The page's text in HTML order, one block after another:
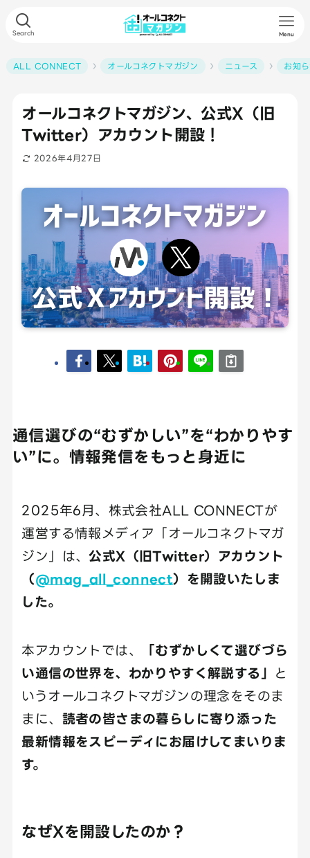
Search Menu
ALL CONNECT オールコネクトマガジン ニュース お知
オールコネクトマガジン、公式X（旧
Twitter）アカウント開設！
2026年4月27日
通信選びの“むずかしい”を“わかりやす
い”に。情報発信をもっと身近に
2025年6月、株式会社ALL CONNECTが
運営する情報メディア「オールコネクトマガ
ジン」は、 公式X（旧Twitter）アカウント
（@mag_all_connect）を開設いたしま
した。
本アカウントでは、
「むずかしくて選びづら
い通信の世界を、わかりやすく解説する」
と
いうオールコネクトマガジンの理念をそのま
まに、 読者の皆さまの暮らしに寄り添った
最新情報をスピーディにお届けしてまいりま
す。
なぜXを開設したのか？